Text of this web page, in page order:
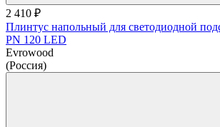
2 410 ₽
Плинтус напольный для светодиодной
PN 120 LED
Evrowood
(Россия)